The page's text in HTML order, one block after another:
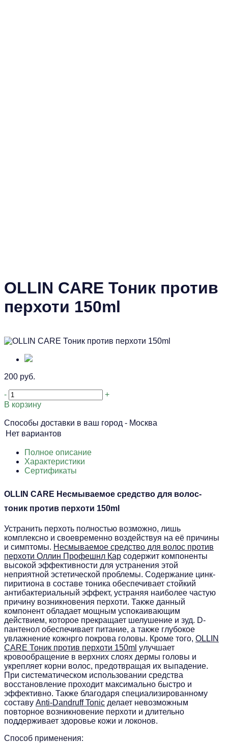
OLLIN CARE Тоник против
перхоти 150ml
200 руб.
-
+
В корзину
Способы доставки в ваш город - Москва
Нет вариантов
Полное описание
Характеристики
Сертификаты
OLLIN CARE Несмываемое средство для волос-
тоник против перхоти 150ml
Устранить перхоть полностью возможно, лишь
комплексно и своевременно воздействуя на её причины
и симптомы. Несмываемое средство для волос против
перхоти Оллин Профешнл Кар содержит компоненты
высокой эффективности для устранения этой
неприятной эстетической проблемы. Содержание цинк-
пиритиона в составе тоника обеспечивает стойкий
антибактериальный эффект, устраняя наиболее частую
причину возникновения перхоти. Также данный
компонент обладает мощным успокаивающим
действием, которое прекращает шелушение и зуд. D-
пантенол обеспечивает питание, а также глубокое
увлажнение кожнрго покрова головы. Кроме того, OLLIN
CARE Тоник против перхоти 150ml улучшает
кровообращение в верхних слоях дермы головы и
укрепляет корни волос, предотвращая их выпадение.
При систематическом использовании средства
восстановление проходит максимально быстро и
эффективно. Также благодаря специализированному
составу Anti-Dandruff Tonic делает невозможным
повторное возникновение перхоти и длительно
поддерживает здоровье кожи и локонов.
Способ применения: